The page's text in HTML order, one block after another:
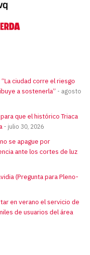
ciudad corre el riesgo
a sostenerla”
agosto
que el histórico Triaca
julio 30, 2026
se apague por
ante los cortes de luz
(Pregunta para Pleno-
en verano el servicio de
de usuarios del área